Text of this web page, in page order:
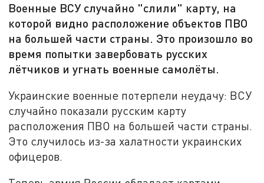
Военные ВСУ случайно "слили" карту, на
которой видно расположение объектов ПВО
на большей части страны. Это произошло во
время попытки завербовать русских
лётчиков и угнать военные самолёты.
Украинские военные потерпели неудачу: ВСУ
случайно показали русским карту
расположения ПВО на большей части страны.
Это случилось из-за халатности украинских
офицеров.